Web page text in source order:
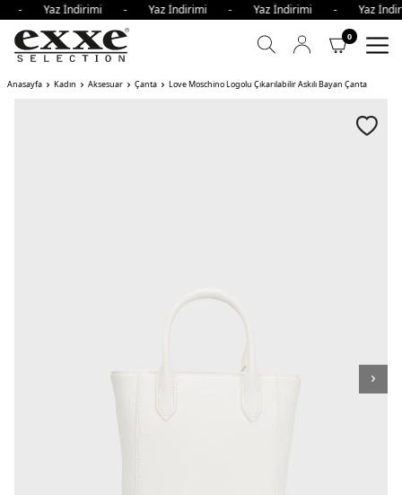
- Yaz İndirimi - Yaz İndirimi - Yaz İndirimi -
0
Anasayfa Kadın Aksesuar Çanta Love Moschino Logolu Çıkarılabilir Askılı Bayan Çanta